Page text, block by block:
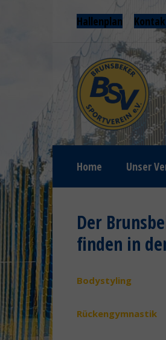
Hallenplan
Home Unser
Der
finden in
Bodystyling
Rückengymnastik